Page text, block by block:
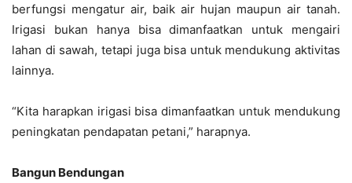
berfungsi mengatur air, baik air hujan maupun air tanah.
Irigasi bukan hanya bisa dimanfaatkan untuk mengairi
lahan di sawah, tetapi juga bisa untuk mendukung aktivitas
lainnya.
“Kita harapkan irigasi bisa dimanfaatkan untuk mendukung
peningkatan pendapatan petani,” harapnya.
Bangun Bendungan